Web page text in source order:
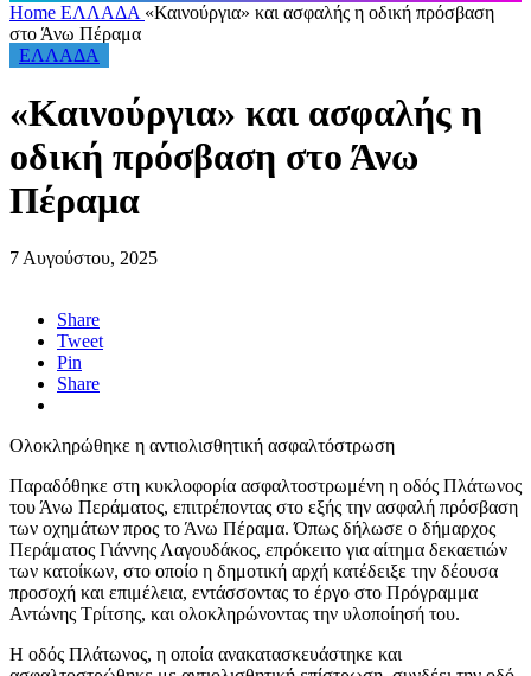
Home ΕΛΛΑΔΑ «Καινούργια» και ασφαλής η οδική πρόσβαση
στο Άνω Πέραμα
ΕΛΛΑΔΑ
«Καινούργια» και ασφαλής η
οδική πρόσβαση στο Άνω
Πέραμα
7 Αυγούστου, 2025
Share
Tweet
Pin
Share
Ολοκληρώθηκε η αντιολισθητική ασφαλτόστρωση
Παραδόθηκε στη κυκλοφορία ασφαλτοστρωμένη η οδός Πλάτωνος
του Άνω Περάματος, επιτρέποντας στο εξής την ασφαλή πρόσβαση
των οχημάτων προς το Άνω Πέραμα. Όπως δήλωσε ο δήμαρχος
Περάματος Γιάννης Λαγουδάκος, επρόκειτο για αίτημα δεκαετιών
των κατοίκων, στο οποίο η δημοτική αρχή κατέδειξε την δέουσα
προσοχή και επιμέλεια, εντάσσοντας το έργο στο Πρόγραμμα
Αντώνης Τρίτσης, και ολοκληρώνοντας την υλοποίησή του.
Η οδός Πλάτωνος, η οποία ανακατασκευάστηκε και